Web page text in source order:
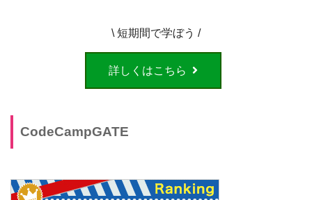
\ 短期間で学ぼう /
詳しくはこちら
CodeCampGATE